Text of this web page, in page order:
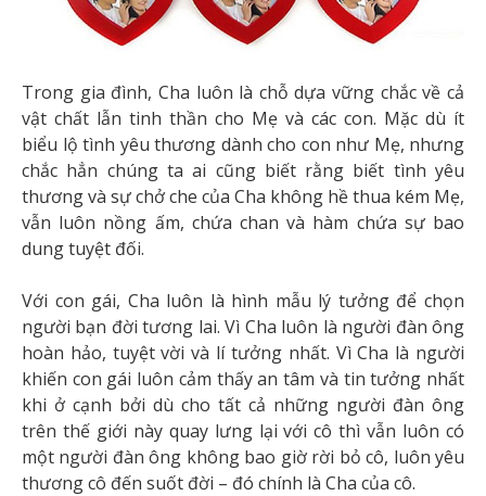
Trong gia đình, Cha luôn là chỗ dựa vững chắc về cả
vật chất lẫn tinh thần cho Mẹ và các con. Mặc dù ít
biểu lộ tình yêu thương dành cho con như Mẹ, nhưng
chắc hẳn chúng ta ai cũng biết rằng biết tình yêu
thương và sự chở che của Cha không hề thua kém Mẹ,
vẫn luôn nồng ấm, chứa chan và hàm chứa sự bao
dung tuyệt đối.
Với con gái, Cha luôn là hình mẫu lý tưởng để chọn
người bạn đời tương lai. Vì Cha luôn là người đàn ông
hoàn hảo, tuyệt vời và lí tưởng nhất. Vì Cha là người
khiến con gái luôn cảm thấy an tâm và tin tưởng nhất
khi ở cạnh bởi dù cho tất cả những người đàn ông
trên thế giới này quay lưng lại với cô thì vẫn luôn có
một người đàn ông không bao giờ rời bỏ cô, luôn yêu
thương cô đến suốt đời – đó chính là Cha của cô.